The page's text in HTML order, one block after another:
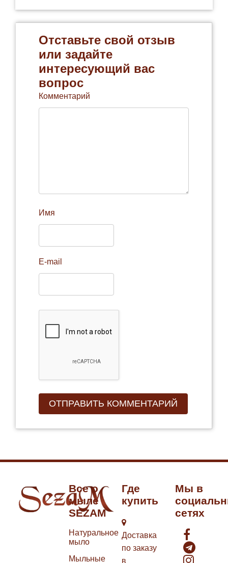
Отставьте свой отзыв
или задайте
интересующий вас
вопрос
Комментарий
Имя
E-mail
Все о
мыле
SEZAM
Натуральное
мыло
Мыльные
Где
купить
Доставка
по заказу
в
Мы в
сетях